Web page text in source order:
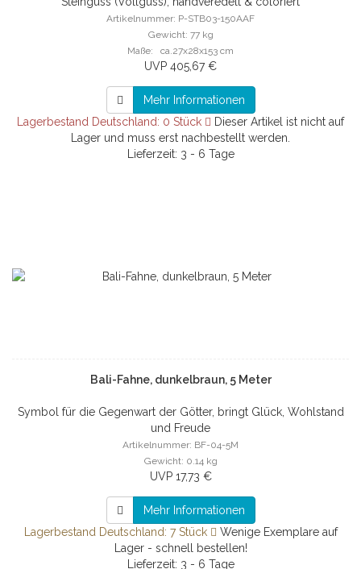
Artikelnummer: P-STB03-150AAF
Gewicht: 77 kg
Maße: ca.27x28x153 cm
UVP 405,67 €
Mehr Informationen
Lagerbestand Deutschland: 0 Stück
Dieser Artikel ist nicht auf
Lager und muss erst nachbestellt werden.
Lieferzeit: 3 - 6 Tage
Bali-Fahne, dunkelbraun, 5 Meter
Symbol für die Gegenwart der Götter, bringt Glück, Wohlstand
und Freude
Artikelnummer: BF-04-5M
Gewicht: 0.14 kg
UVP 17,73 €
Mehr Informationen
Lagerbestand Deutschland: 7 Stück
Wenige Exemplare auf
Lager - schnell bestellen!
Lieferzeit: 3 - 6 Tage